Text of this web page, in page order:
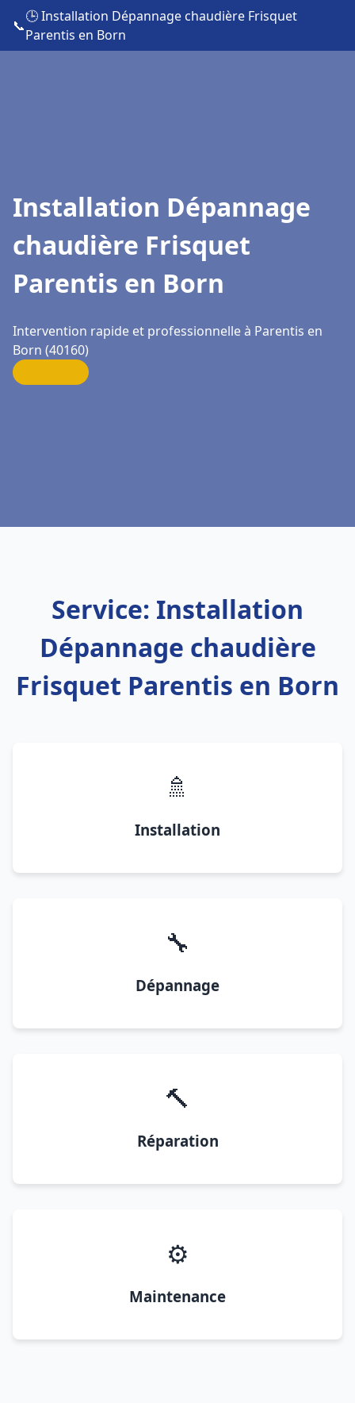
📞
🕒 Installation Dépannage chaudière Frisquet
Parentis en Born
Installation Dépannage
chaudière Frisquet
Parentis en Born
Intervention rapide et professionnelle à Parentis en
Born (40160)
Service: Installation
Dépannage chaudière
Frisquet Parentis en Born
🚿
Installation
🔧
Dépannage
🔨
Réparation
⚙️
Maintenance